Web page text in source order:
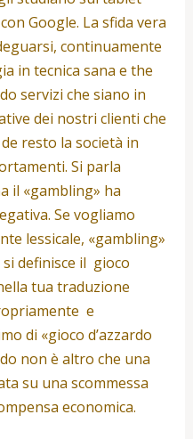
Google. La sfida vera
continuamente
in tecnica sana e the
servizi che siano in
dei nostri clienti che
resto la società in
Si parla
il «gambling» ha
Se vogliamo
lessicale, «gambling»
definisce il gioco
tua traduzione
e
di «gioco d’azzardo
non è altro che una
su una scommessa
economica.